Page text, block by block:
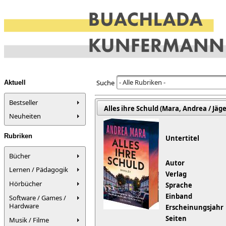
Aktuell
Bestseller
Neuheiten
Rubriken
Bücher
Lernen / Pädagogik
Hörbücher
Software / Games /
Hardware
Musik / Filme
Suche - Alle Rubriken -
Alles ihre Schuld (Mara, Andrea /
Untertitel
Autor
Verlag
Sprache
Einband
Erscheinungsjahr
Seiten